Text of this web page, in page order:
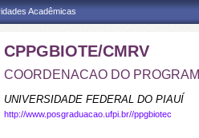
Acadêmicas
CPPGBIOTE/CMRV
COORDENACAO DO
UNIVERSIDADE FEDERAL DO PIAUÍ
http://www.posgraduacao.ufpi.br//ppgbiotec